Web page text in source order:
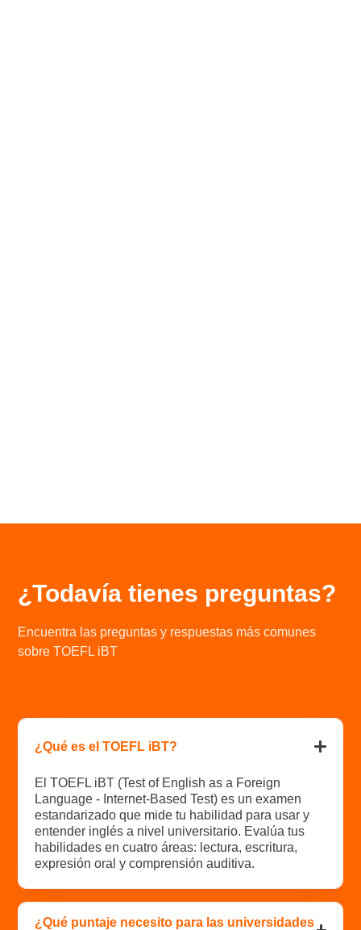
¿Todavía tienes preguntas?
Encuentra las preguntas y respuestas más comunes
sobre TOEFL iBT
¿Qué es el TOEFL iBT?
El TOEFL iBT (Test of English as a Foreign
Language - Internet-Based Test) es un examen
estandarizado que mide tu habilidad para usar y
entender inglés a nivel universitario. Evalúa tus
habilidades en cuatro áreas: lectura, escritura,
expresión oral y comprensión auditiva.
¿Qué puntaje necesito para las universidades